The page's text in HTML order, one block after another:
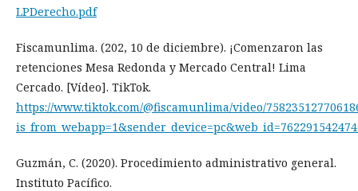
LPDerecho.pdf
Fiscamunlima. (202, 10 de diciembre). ¡Comenzaron las
retenciones Mesa Redonda y Mercado Central! Lima
Cercado. [Vídeo]. TikTok.
https://www.tiktok.com/@fiscamunlima/video/
Guzmán, C. (2020). Procedimiento administrativo general.
Instituto Pacífico.